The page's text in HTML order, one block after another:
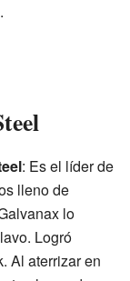
: Es el líder de
lleno de
lo
Logró
Al aterrizar en